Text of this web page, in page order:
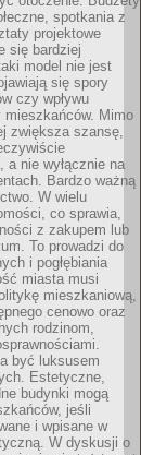
spotkania z
projektowe
się bardziej
model nie jest
się spory
czy wpływu
mieszkańców. Mimo
zwiększa szansę,
a nie wyłącznie na
Bardzo ważną
W wielu
co sprawia,
z zakupem lub
To prowadzi do
i pogłębiania
miasta musi
mieszkaniową,
cenowo oraz
rodzinom,
być luksusem
Estetyczne,
budynki mogą
jeśli
i wpisane w
W dyskusji o